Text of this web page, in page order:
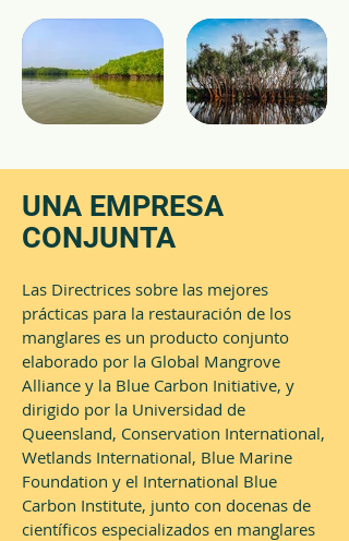
UNA EMPRESA
CONJUNTA
Las Directrices sobre las mejores
prácticas para la restauración de los
manglares es un producto conjunto
elaborado por la Global Mangrove
Alliance y la Blue Carbon Initiative, y
dirigido por la Universidad de
Queensland, Conservation International,
Wetlands International, Blue Marine
Foundation y el International Blue
Carbon Institute, junto con docenas de
científicos especializados en manglares